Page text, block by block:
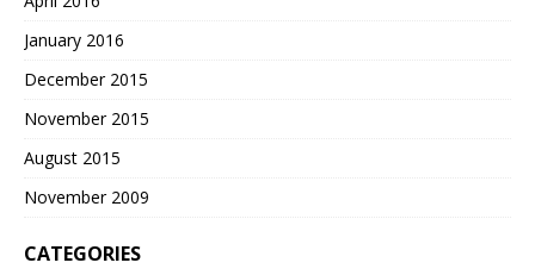
January 2016
December 2015
November 2015
August 2015
November 2009
CATEGORIES